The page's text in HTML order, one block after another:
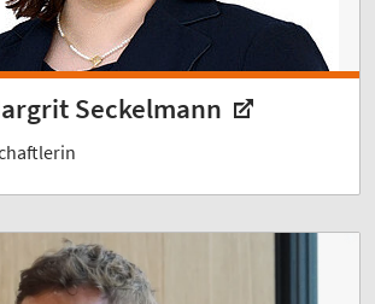
Seckelmann